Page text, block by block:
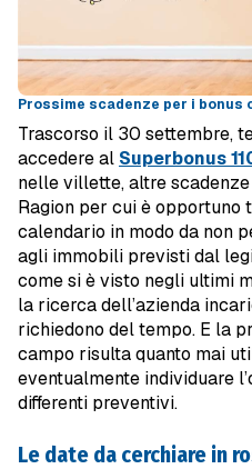
Prossime scadenze per i bonus
Trascorso il 30 settembre,
accedere al Superbonus
nelle villette, altre
Ragion per cui è opportuno
calendario in modo da non
agli immobili previsti dal
come si è visto negli ultimi
la ricerca dell’azienda
richiedono del tempo. E la
campo risulta quanto mai
eventualmente individuare
differenti preventivi.
Le date da cerchiare in